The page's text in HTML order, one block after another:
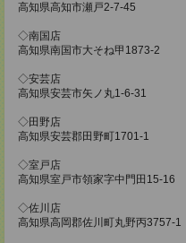
高知県高知市瀬戸2-7-45
◇南国店
高知県南国市大そね甲1873-2
◇安芸店
高知県安芸市矢ノ丸1-6-31
◇田野店
高知県安芸郡田野町1701-1
◇室戸店
高知県室戸市領家字中門田15-16
◇佐川店
高知県高岡郡佐川町丸野丙3757-1